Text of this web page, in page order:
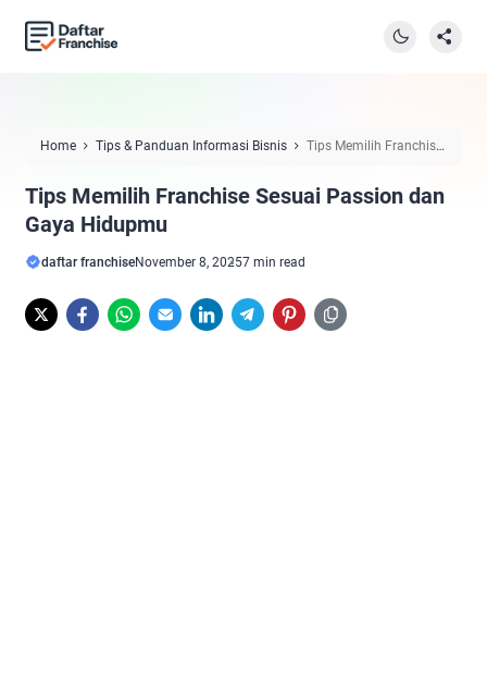
Home Tips & Panduan Informasi Bisnis
Tips Memilih Franchise
Tips Memilih Franchise Sesuai Passion dan
Gaya Hidupmu
daftar franchiseNovember 8, 20257 min read